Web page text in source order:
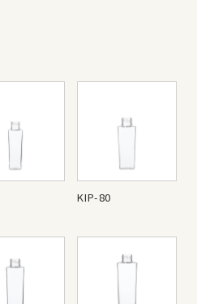
KIP-80